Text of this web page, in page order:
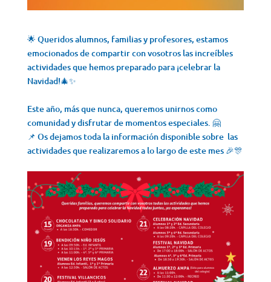
🌟 Queridos alumnos, familias y profesores, estamos
emocionados de compartir con vosotros las increíbles
actividades que hemos preparado para ¡celebrar la
Navidad!🎄✨
Este año, más que nunca, queremos unirnos como
comunidad y disfrutar de momentos especiales. 🤗
📌 Os dejamos toda la información disponible sobre las
actividades que realizaremos a lo largo de este mes 🎉🎊